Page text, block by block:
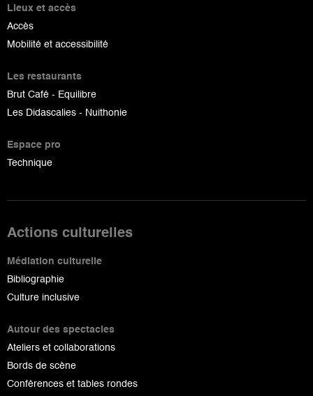
Lieux et accès
Accès
Mobilité et accessibilité
Les restaurants
Brut Café - Equilibre
Les Didascalies - Nuithonie
Espace pro
Technique
Actions culturelles
Médiation culturelle
Bibliographie
Culture inclusive
Autour des spectacles
Ateliers et collaborations
Bords de scène
Conférences et tables rondes